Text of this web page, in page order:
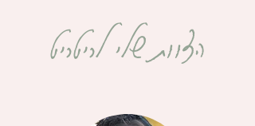
הצוות שלי לריטריט